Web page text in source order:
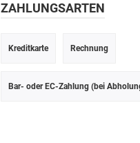
ZAHLUNGSARTEN
Kreditkarte Rechnung
Bar- oder EC-Zahlung (bei